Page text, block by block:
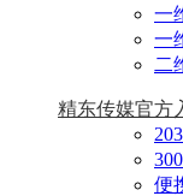
一
一
二
精东传媒官方
便